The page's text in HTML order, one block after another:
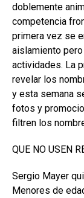
doblemente
competencia
primera vez se
aislamiento
actividades. La
revelar los
y esta semana
fotos y
filtren los
QUE NO USEN
Sergio Mayer
Menores de